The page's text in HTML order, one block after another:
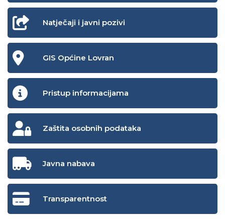
Natječaji i javni pozivi
GIS Općine Lovran
Pristup informacijama
Zaštita osobnih podataka
Javna nabava
Transparentnost